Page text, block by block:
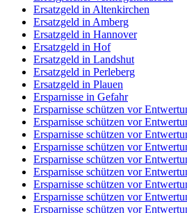
Ersatzgeld in Altenkirchen
Ersatzgeld in Amberg
Ersatzgeld in Hannover
Ersatzgeld in Hof
Ersatzgeld in Landshut
Ersatzgeld in Perleberg
Ersatzgeld in Plauen
Ersparnisse in Gefahr
Ersparnisse schützen vor
Ersparnisse schützen vor
Ersparnisse schützen vor
Ersparnisse schützen vor
Ersparnisse schützen vor
Ersparnisse schützen vor
Ersparnisse schützen vor
Ersparnisse schützen vor
Ersparnisse schützen vor